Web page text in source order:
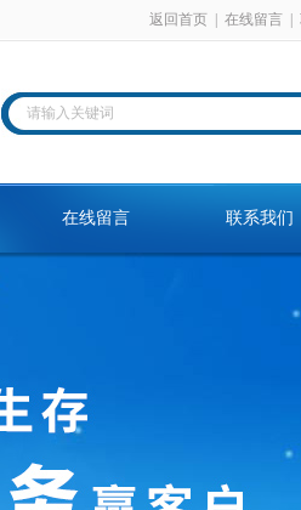
返回首页 在线留言
在线留言 联系我们